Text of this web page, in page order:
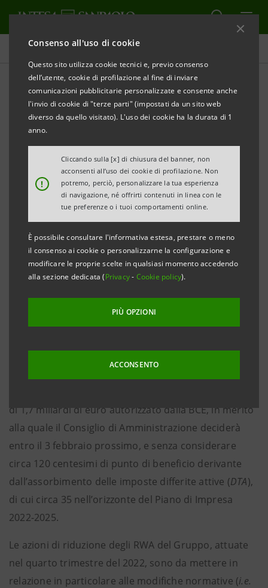
Consenso all'uso di cookie
Questo sito utilizza cookie tecnici e, previo consenso
dell’utente, cookie di profilazione al fine di inviare
comunicazioni pubblicitarie personalizzate e consente anche
l'invio di cookie di "terze parti" (impostati da un sito web
diverso da quello visitato). L'uso dei cookie ha la durata di 1
anno.
!
Cliccando sulla [x] di chiusura del banner, non
acconsenti all’uso dei cookie di profilazione. Non
potremo, perciò, personalizzare la tua esperienza
di navigazione, né offrirti contenuti in linea con le
tue preferenze o i tuoi comportamenti online.
È possibile consultare l'informativa estesa, prestare o meno
il consenso ai cookie o personalizzarne la configurazione e
modificare le proprie scelte in qualsiasi momento accedendo
alla sezione dedicata (Privacy- Cookie policy).
PIÙ OPZIONI
ACCONSENTO
Comunicati stampa
STAMPA AGGIORNA
INTESA SANPAOLO:COMMON EQUITY TIER 1 RATIO
FULLY LOADEDATTESO A FINE 2022 NELL’ORDINE
DEL 13% E NEI RESTANTI ANNI DEL PIANO DI
IMPRESA SULIVELLI CHE RISPETTINO AMPIAMENTE
L’OBIETTIVO SUPERIORE AL 12%, CON UNA
SIGNIFICATIVA CREAZIONE E DISTRIBUZIONE DI
VALORE PER GLI AZIONISTI
Torino, Milano, 20 gennaio 2023
notizie di stampa, Intesa Sanpaolo precisa che il
Common Equity Tier 1 ratiofully loadeddel Gruppo è
atteso collocarsi al 31 dicembre 2022 su livelli
nell’ordine del 13% e successivamente sulivelli che
di 1,7 miliardi di euro autorizzato dalla BCE, in merito
alla quale il Consiglio di Amministrazione deciderà
entro il 3 febbraio prossimo, e senza considerare
circa 120 centesimi di punto di beneficio derivante
dall’assorbimento delle imposte differite attive (DTA),
di cui circa 35 nell’orizzonte del Piano di Impresa
2022-2025.
Le azioni di riduzione degli RWA del Gruppo, attuate
nel quarto trimestre del 2022, sono da mettere in
relazione in particolare alle modifiche normative (i.e.